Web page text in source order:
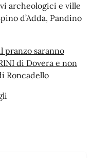
archeologici e ville
d’Adda, Pandino
pranzo saranno
di Dovera e non
Roncadello